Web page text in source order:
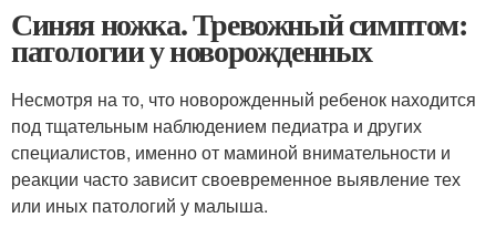
Синяя ножка. Тревожный симптом:
патологии у новорожденных
Несмотря на то, что новорожденный ребенок находится
под тщательным наблюдением педиатра и других
специалистов, именно от маминой внимательности и
реакции часто зависит своевременное выявление тех
или иных патологий у малыша.